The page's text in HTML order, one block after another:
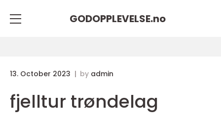
GODOPPLEVELSE.no
13. October 2023 by admin
fjelltur trøndelag